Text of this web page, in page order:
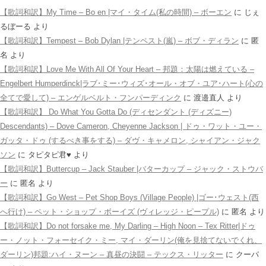
【歌詞和訳】My Time – Bo en |マイ・タイム(私の時間) – ボーエン に じぇ
るぼーる より
【歌詞和訳】Tempest – Bob Dylan |テンペスト(嵐) – ボブ・ディラン に 匿
名 より
【歌詞和訳】Love Me With All Of Your Heart – 邦題：太陽は燃えている –
Engelbert Humperdinck|ラブ･ミー･ウィズ･オール・オブ・ユア･ハート(心の
全てで愛して) – エンゲルベルト・フンパーディンク に 渡邉直人 より
【歌詞和訳】 Do What You Gotta Do (ディセンダント (ディズニー)
Descendants) – Dove Cameron, Cheyenne Jackson | ドゥ・ワット・ユー・
ガッタ・ドゥ (するべき事をする) – ダヴ・キャメロン, シャイアン・ジャク
ソン に タピタピ君♥️ より
【歌詞和訳】Buttercup – Jack Stauber |バターカップ – ジャック・ストウバ
ー に 匿名 より
【歌詞和訳】Go West – Pet Shop Boys (Village People) |ゴー･ウェスト(西
へ行け) – ペット・ショップ・ボーイズ (ヴィレッジ・ピープル) に 匿名 より
【歌詞和訳】Do not forsake me, My Darling – High Noon – Tex Ritter|ドゥ
ー・ノット・フォーセイク・ミー, マイ・ダーリン(俺を見捨てないでくれ、
ダーリン)邦題:ハイ・ヌーン – 真昼の決闘 – テックス・リッター に クーパ